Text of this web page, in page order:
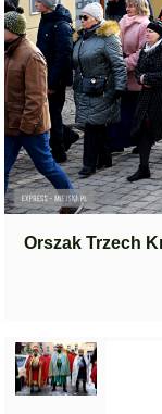
Orszak Trzech